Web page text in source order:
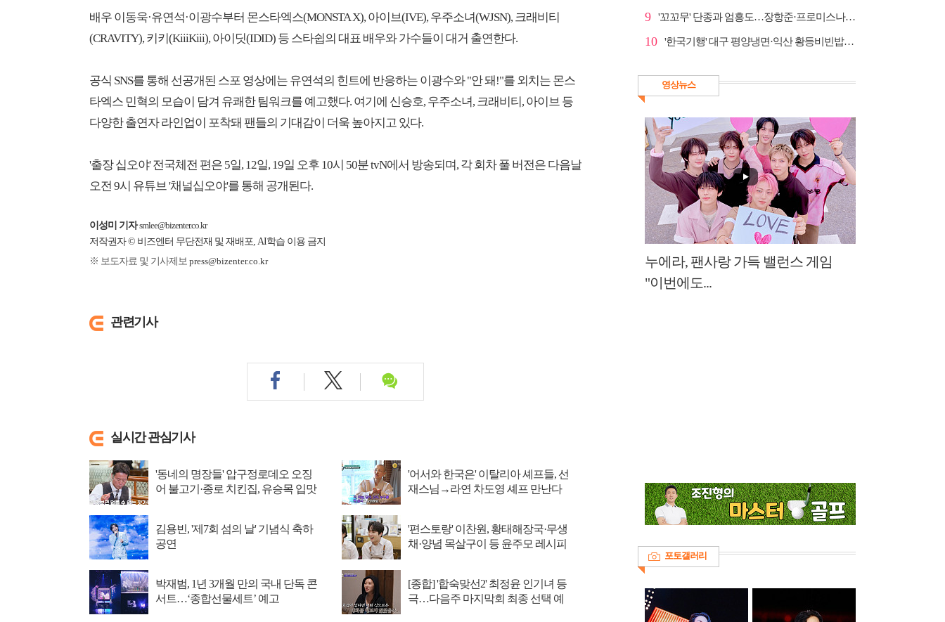
배우 이동욱·유연석·이광수부터 몬스타엑스(MONSTA X), 아이브(IVE), 우주소녀(WJSN), 크래비티
(CRAVITY), 키키(KiiiKiii), 아이딧(IDID) 등 스타쉽의 대표 배우와 가수들이 대거 출연한다.
공식 SNS를 통해 선공개된 스포 영상에는 유연석의 힌트에 반응하는 이광수와 "안 돼!"를 외치는 몬스
타엑스 민혁의 모습이 담겨 유쾌한 팀워크를 예고했다. 여기에 신승호, 우주소녀, 크래비티, 아이브 등
다양한 출연자 라인업이 포착돼 팬들의 기대감이 더욱 높아지고 있다.
'출장 십오야' 전국체전 편은 5일, 12일, 19일 오후 10시 50분 tvN에서 방송되며, 각 회차 풀 버전은 다음날
오전 9시 유튜브 '채널십오야'를 통해 공개된다.
이성미 기자 smlee@bizenter.co.kr
저작권자 © 비즈엔터 무단전재 및 재배포, AI학습 이용 금지
※ 보도자료 및 기사제보 press@bizenter.co.kr
관련기사
실시간 관심기사
'동네의 명장들' 압구정로데오 오징
어 불고기·종로 치킨집, 유승목 입맛
'어서와 한국은' 이탈리아 셰프들, 선
재스님→라연 차도영 셰프 만난다
김용빈, '제7회 섬의 날' 기념식 축하
공연
'편스토랑' 이찬원, 황태해장국·무생
채·양념 목살구이 등 윤주모 레시피
박재범, 1년 3개월 만의 국내 단독 콘
서트…‘종합선물세트’ 예고
[종합] '합숙맞선2' 최정윤 인기녀 등
극…다음주 마지막회 최종 선택 예
9 '꼬꼬무' 단종과 엄흥도…장항준·프로미스나인 이채영·...
10 '한국기행' 대구 평양냉면·익산 황등비빈밥, 백년 식당...
영상뉴스
누에라, 팬사랑 가득 밸런스 게임
"이번에도...
포토갤러리